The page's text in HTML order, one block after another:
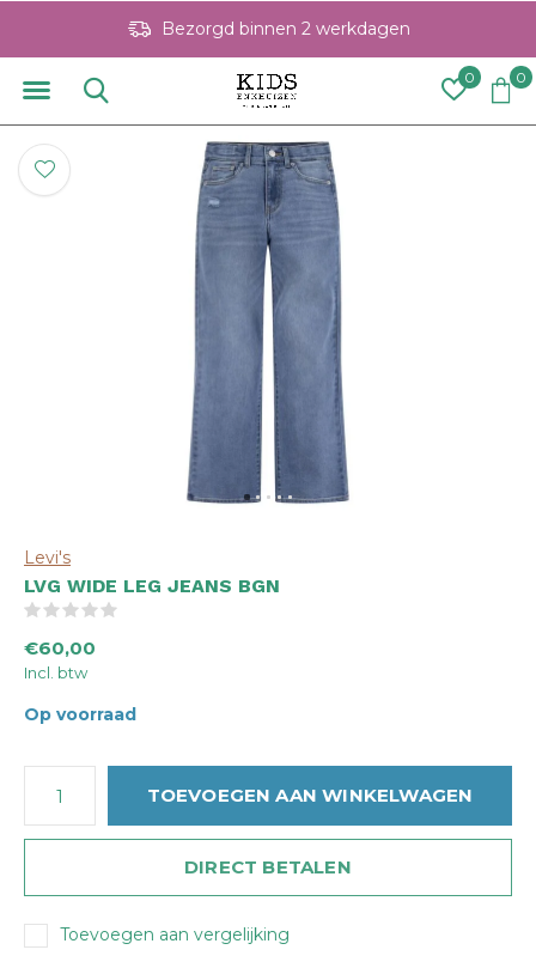
0 0
Bezorgd binnen 2 werkdagen
Levi's
LVG WIDE LEG JEANS BGN
€60,00
Incl. btw
Op voorraad
TOEVOEGEN AAN WINKELWAGEN
DIRECT BETALEN
Toevoegen aan vergelijking